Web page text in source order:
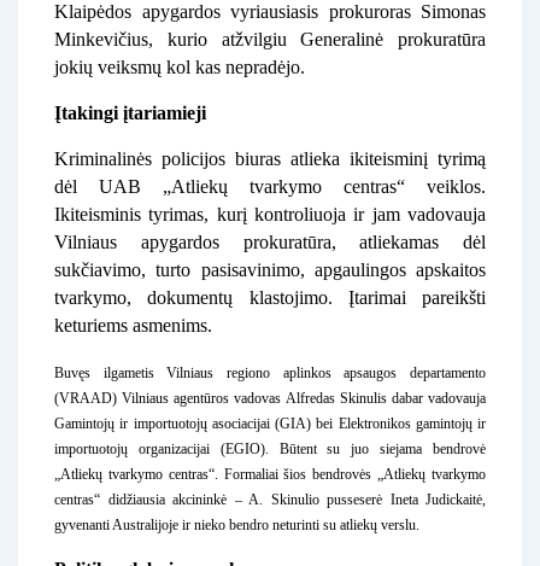
Klaipėdos apygardos vyriausiasis prokuroras Simonas
Minkevičius, kurio atžvilgiu Generalinė prokuratūra
jokių veiksmų kol kas nepradėjo.
Įtakingi įtariamieji
Kriminalinės policijos biuras atlieka ikiteisminį tyrimą
dėl UAB „Atliekų tvarkymo centras“ veiklos.
Ikiteisminis tyrimas, kurį kontroliuoja ir jam vadovauja
Vilniaus apygardos prokuratūra, atliekamas dėl
sukčiavimo, turto pasisavinimo, apgaulingos apskaitos
tvarkymo, dokumentų klastojimo. Įtarimai pareikšti
keturiems asmenims.
Buvęs ilgametis Vilniaus regiono aplinkos apsaugos departamento
(VRAAD) Vilniaus agentūros vadovas Alfredas Skinulis dabar vadovauja
Gamintojų ir importuotojų asociacijai (GIA) bei Elektronikos gamintojų ir
importuotojų organizacijai (EGIO). Būtent su juo siejama bendrovė
„Atliekų tvarkymo centras“. Formaliai šios bendrovės „Atliekų tvarkymo
centras“ didžiausia akcininkė – A. Skinulio pusseserė Ineta Judickaitė,
gyvenanti Australijoje ir nieko bendro neturinti su atliekų verslu.